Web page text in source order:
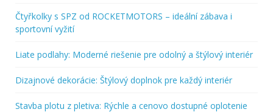
Čtyřkolky s SPZ od ROCKETMOTORS – ideální zábava i
sportovní vyžití
Liate podlahy: Moderné riešenie pre odolný a štýlový interiér
Dizajnové dekorácie: Štýlový doplnok pre každý interiér
Stavba plotu z pletiva: Rýchle a cenovo dostupné oplotenie